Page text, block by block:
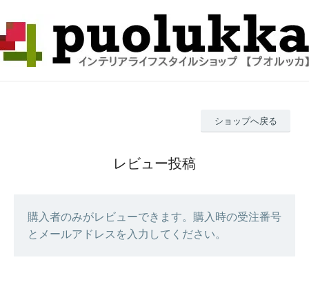
ショップへ戻る
レビュー投稿
購入者のみがレビューできます。購入時の受注番号
とメールアドレスを入力してください。